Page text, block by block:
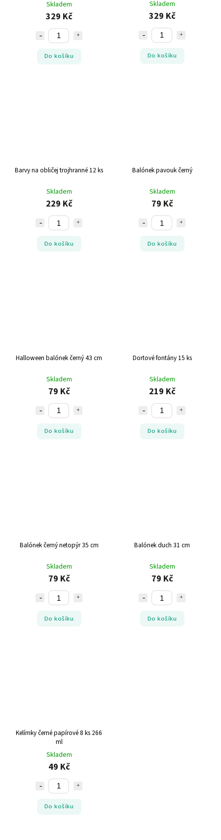
Skladem
329 Kč
Do košíku
Skladem
329 Kč
Do košíku
Barvy na obličej trojhranné 12 ks
Skladem
229 Kč
Do košíku
Balónek pavouk černý
Skladem
79 Kč
Do košíku
Halloween balónek černý 43 cm
Skladem
79 Kč
Do košíku
Dortové fontány 15 ks
Skladem
219 Kč
Do košíku
Balónek černý netopýr 35 cm
Skladem
79 Kč
Do košíku
Balónek duch 31 cm
Skladem
79 Kč
Do košíku
Kelímky černé papírové 8 ks 266
ml
Skladem
49 Kč
Do košíku